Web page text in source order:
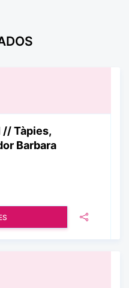
Tàpies,
Barbara